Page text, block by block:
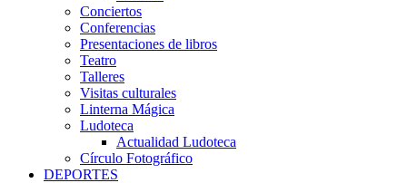
Conciertos
Conferencias
Presentaciones de libros
Teatro
Talleres
Visitas culturales
Linterna Mágica
Ludoteca
Actualidad Ludoteca
Círculo Fotográfico
DEPORTES